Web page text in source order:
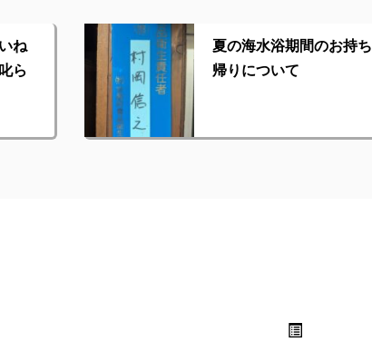
ね
ら
夏の海水浴期間のお持ち
帰りについて